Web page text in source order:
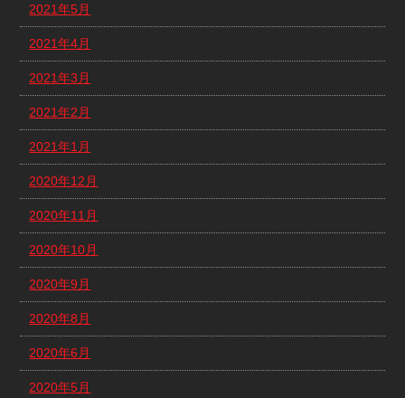
2021年5月
2021年4月
2021年3月
2021年2月
2021年1月
2020年12月
2020年11月
2020年10月
2020年9月
2020年8月
2020年6月
2020年5月